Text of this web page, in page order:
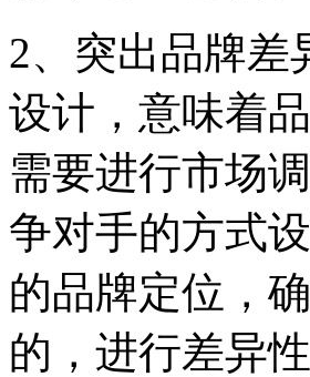
2、突出品牌差
设计，意味着
需要进行市场
争对手的方式
的品牌定位，
的，进行差异